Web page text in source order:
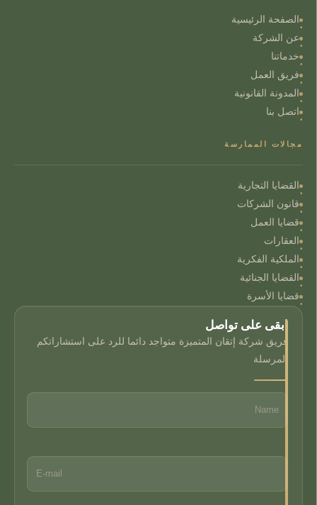
الصفحة الرئيسية
عن الشركة
خدماتنا
فريق العمل
المدونة القانونية
اتصل بنا
مجالات الممارسة
القضايا التجارية
قانون الشركات
قضايا العمل
العقارات
الملكية الفكرية
القضايا الجنائية
قضايا الأسرة
ابقى على تواصل
فريق شركة إتقان المتميزة متواجد دائما للرد على استشاراتكم
المرسلة